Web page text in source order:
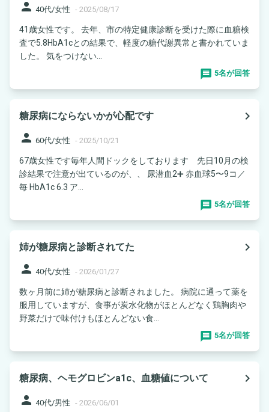
person 40代/女性 - 2025/08/17
41歳女性です。 去年、市の特定健康診断を受けた際に血糖検
査で5.8HbA1cとの結果で、軽度の糖代謝異常と書かれていま
した。 気をつけない...
5名が回答
糖尿病にならないかが心配です
navigate_next
person 60代/女性 - 2025/10/21
67歳女性です毎年人間ドックをしております 先日10月の検
診結果で注意が出ているのが、、 尿潜血2➕ 赤血球5〜9コ／
毎 HbA1c 6.3 ア...
5名が回答
姉が糖尿病と診断されてた
navigate_next
person 40代/女性 - 2026/01/27
数ヶ月前に姉が糖尿病と診断されました。 病院に通って薬を
服用していますが、食事が炭水化物がほとんどなく鶏胸肉や
野菜だけで味付けもほとんどない食...
5名が回答
糖尿病、ヘモグロビンa1c、血糖値について
navigate_next
person 40代/男性 - 2026/06/01